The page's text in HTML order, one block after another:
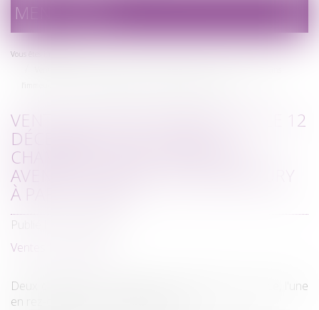
le
menu
MENU
Vous êtes ici :
VENTE SUR SAISIE IMMOBILIÈRE LE 12
DÉCEMBRE 2019 DE DEUX
CHAMBRES DANS L'IMMEUBLE 1
AVENUE DU MARÉCHAL MAUNOURY
À PARIS 16ÈME
Publié le :
Ventes Immobilières
Deux chambres accessibles par l'escalier de service, l'une
en rez-de-jardin, la seconde au R+3.